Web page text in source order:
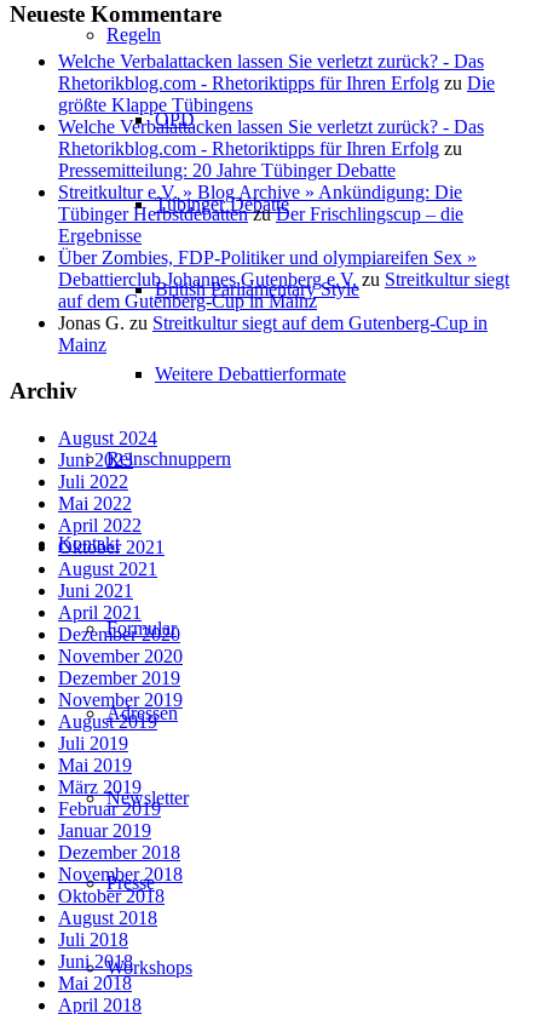
Regeln
OPD
Tübinger Debatte
British Parliamentary Style
Weitere Debattierformate
Reinschnuppern
Kontakt
Formular
Adressen
Newsletter
Presse
Workshops
Neueste Kommentare
Welche Verbalattacken lassen Sie verletzt zurück? - Das
Rhetorikblog.com - Rhetoriktipps für Ihren Erfolg zu Die
größte Klappe Tübingens
Welche Verbalattacken lassen Sie verletzt zurück? - Das
Rhetorikblog.com - Rhetoriktipps für Ihren Erfolg zu
Pressemitteilung: 20 Jahre Tübinger Debatte
Streitkultur e.V. » Blog Archive » Ankündigung: Die
Tübinger HerbstdebattenzuDer Frischlingscup – die
Ergebnisse
Über Zombies, FDP-Politiker und olympiareifen Sex »
Debattierclub Johannes Gutenberg e.V. zu Streitkultur siegt
auf dem Gutenberg-Cup in Mainz
Jonas G. zu Streitkultur siegt auf dem Gutenberg-Cup in
Mainz
Archiv
August 2024
Juni 2023
Juli 2022
Mai 2022
April 2022
Oktober 2021
August 2021
Juni 2021
April 2021
Dezember 2020
November 2020
Dezember 2019
November 2019
August 2019
Juli 2019
Mai 2019
März 2019
Februar 2019
Januar 2019
Dezember 2018
November 2018
Oktober 2018
August 2018
Juli 2018
Juni 2018
Mai 2018
April 2018